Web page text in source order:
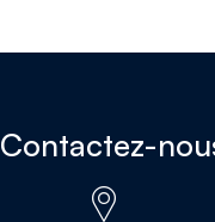
Contactez-